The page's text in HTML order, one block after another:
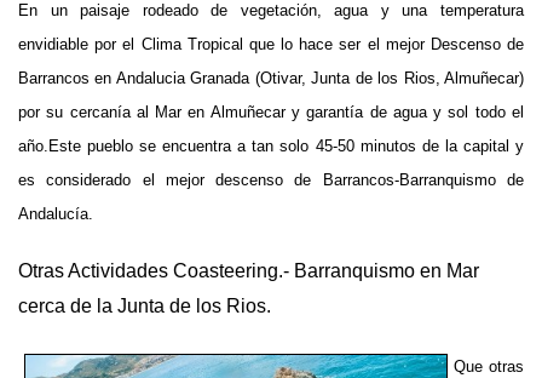
En un paisaje rodeado de vegetación, agua y una temperatura
envidiable por el Clima Tropical que lo hace ser el mejor Descenso de
Barrancos en Andalucia Granada (Otivar, Junta de los Rios, Almuñecar)
por su cercanía al Mar en Almuñecar y garantía de agua y sol todo el
año. Este pueblo se encuentra a tan solo 45-50 minutos de la capital y
es considerado el mejor descenso de Barrancos-Barranquismo de
Andalucía.
Otras Actividades Coasteering.- Barranquismo en Mar
cerca de la Junta de los Rios.
Que otras